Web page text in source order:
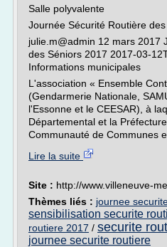
Salle polyvalente
Journée Sécurité Routière
julie.m@admin 12 mars 2017
des Séniors 2017 2017-03-
Informations municipales
L'association « Ensemble
(Gendarmerie Nationale,
l'Essonne et le CEESAR), à
Départemental et la
Communauté de Communes
Lire la suite
Site : http://www.villeneuve-
Thèmes liés : journee
sensibilisation securite
routiere 2017 / securite
journee securite routiere